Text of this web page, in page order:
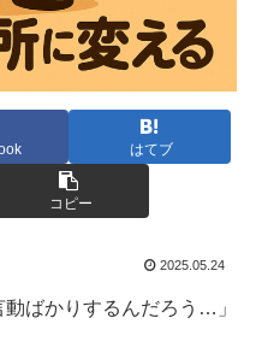
はてブ
コピー
2025.05.24
動ばかりするんだろう…」